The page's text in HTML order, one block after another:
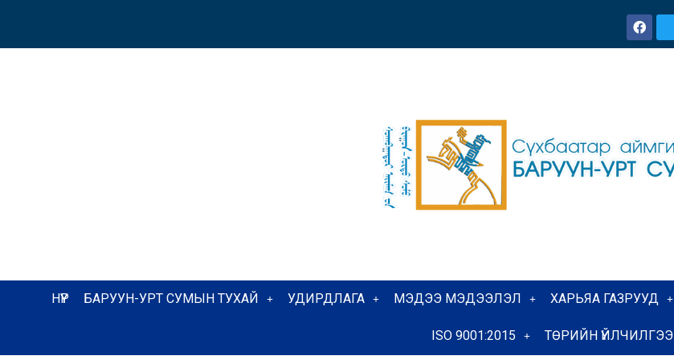
НҮҮР БАРУУН-УРТ СУМЫН ТУХАЙ УДИРДЛАГА МЭДЭЭ МЭДЭЭЛЭЛ ХАРЬЯА ГАЗРУУД
ISO 9001:2015 ТӨРИЙН ҮЙЛЧИЛГЭЭ